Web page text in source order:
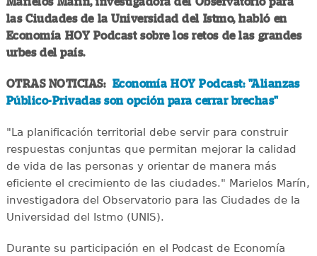
las Ciudades de la Universidad del Istmo, habló en
Economía HOY Podcast sobre los retos de las grandes
urbes del país.
OTRAS NOTICIAS: Economía HOY Podcast: "Alianzas
Público-Privadas son opción para cerrar brechas"
"La planificación territorial debe servir para construir
respuestas conjuntas que permitan mejorar la calidad
de vida de las personas y orientar de manera más
eficiente el crecimiento de las ciudades." Marielos Marín,
investigadora del Observatorio para las Ciudades de la
Universidad del Istmo (UNIS).
Durante su participación en el Podcast de Economía